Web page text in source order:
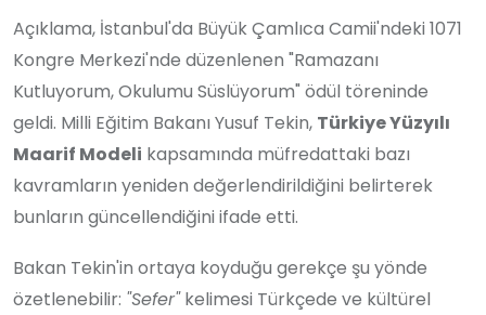
Açıklama, İstanbul'da Büyük Çamlıca Camii'ndeki 1071
Kongre Merkezi'nde düzenlenen "Ramazanı
Kutluyorum, Okulumu Süslüyorum" ödül töreninde
geldi. Milli Eğitim Bakanı Yusuf Tekin, Türkiye Yüzyılı
Maarif Modeli kapsamında müfredattaki bazı
kavramların yeniden değerlendirildiğini belirterek
bunların güncellendiğini ifade etti.
Bakan Tekin'in ortaya koyduğu gerekçe şu yönde
özetlenebilir: "Sefer"kelimesi Türkçede ve kültürel